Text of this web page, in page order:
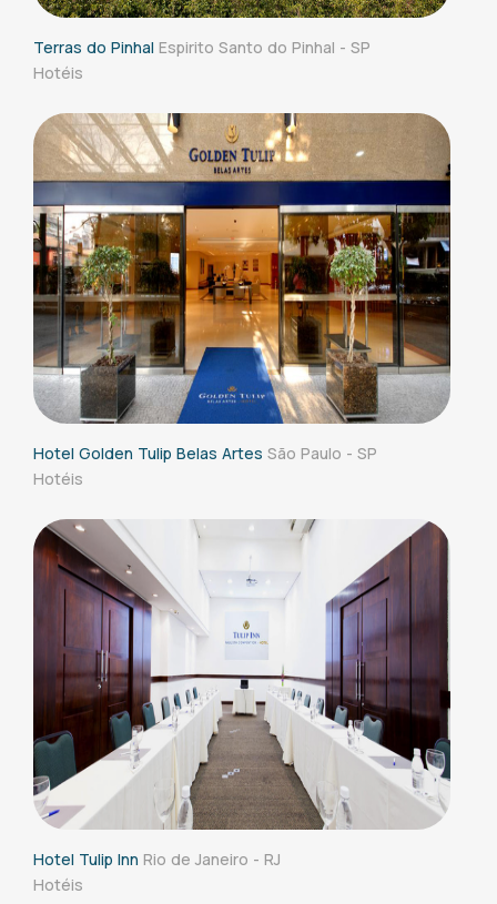
Terras do Pinhal Espirito Santo do Pinhal - SP
Hotéis
Hotel Golden Tulip Belas Artes São Paulo - SP
Hotéis
Hotel Tulip Inn Rio de Janeiro - RJ
Hotéis